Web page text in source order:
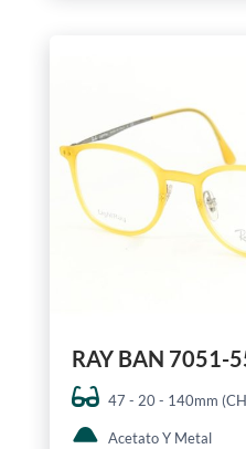
RAY BAN 7051-
47 - 20 - 140mm
Acetato Y Metal